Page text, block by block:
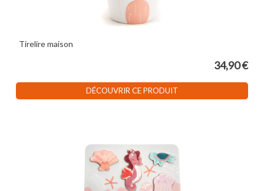
Tirelire maison
34,90 €
DÉCOUVRIR CE PRODUIT